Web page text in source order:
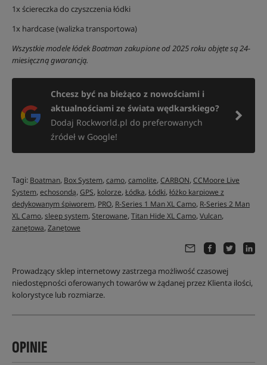
1x ściereczka do czyszczenia łódki
1x hardcase (walizka transportowa)
Wszystkie modele łódek Boatman zakupione od 2025 roku objęte są 24-
miesięczną gwarancją.
Chcesz być na bieżąco z nowościami i
aktualnościami ze świata wędkarskiego?
Dodaj Rockworld.pl do preferowanych
źródeł w Google!
Tagi: Boatman, Box System,camo,camolite,CARBON,CCMoore Live
System,echosondą,GPS, kolorze,Łódka,Łódki,łóżko karpiowe z
dedykowanym śpiworem, PRO, R-Series 1 Man XL Camo, R-Series 2 Man
XL Camo,sleep system,Sterowane,Titan Hide XL Camo,Vulcan,
zanętowa,Zanętowe
Prowadzący sklep internetowy zastrzega możliwość czasowej
niedostępności oferowanych towarów w żądanej przez Klienta ilości,
kolorystyce lub rozmiarze.
OPINIE